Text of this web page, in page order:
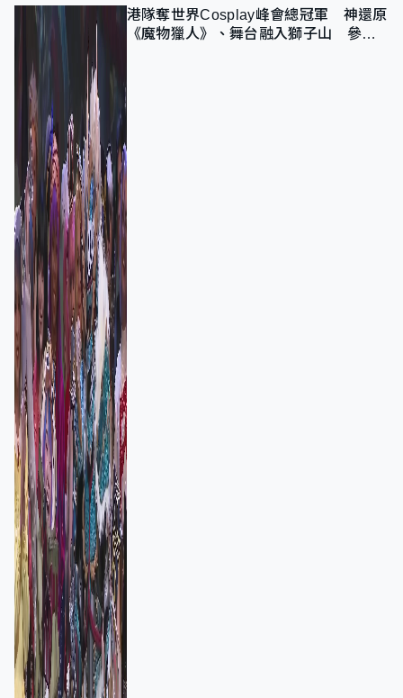
港隊奪世界Cosplay峰會總冠軍 神還原
《魔物獵人》、舞台融入獅子山 參賽